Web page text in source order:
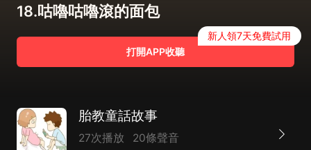
18.咕嚕咕嚕滾的面包
打開APP收聽
新人領7天免費試用
胎教童話故事
27次播放 20條聲音